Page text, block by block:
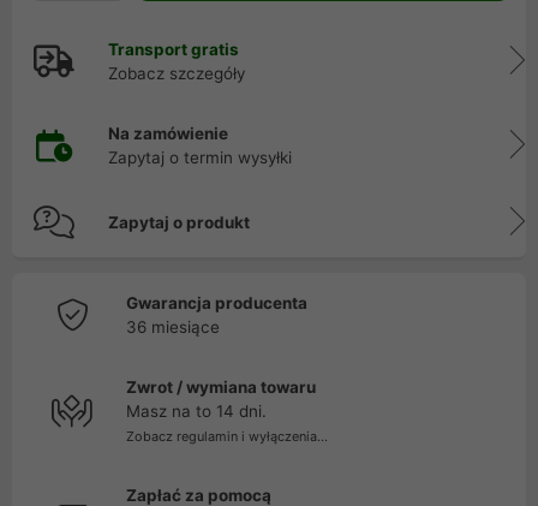
Transport gratis
Zobacz szczegóły
Na zamówienie
Zapytaj o termin wysyłki
Zapytaj o produkt
Gwarancja producenta
36 miesiące
Zwrot / wymiana towaru
Masz na to 14 dni.
Zobacz regulamin i wyłączenia...
Zapłać za pomocą